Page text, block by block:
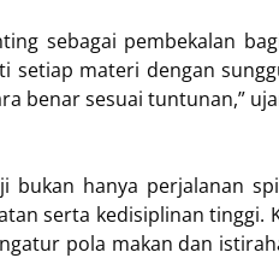
sebagai pembekalan
setiap materi dengan
benar sesuai tuntunan,”
bukan hanya perjalanan
serta kedisiplinan tinggi.
pola makan dan